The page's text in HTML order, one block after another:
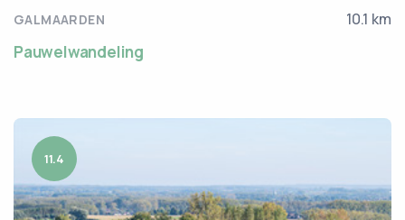
GALMAARDEN 10.1 km
Pauwelwandeling
11.4